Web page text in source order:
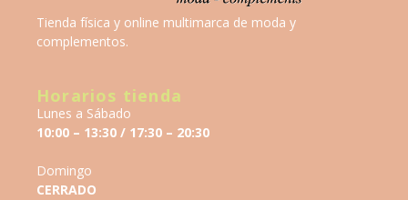
Tienda física y online multimarca de moda y
complementos.
Horarios tienda
Lunes a Sábado
10:00 – 13:30 / 17:30 – 20:30
Domingo
CERRADO